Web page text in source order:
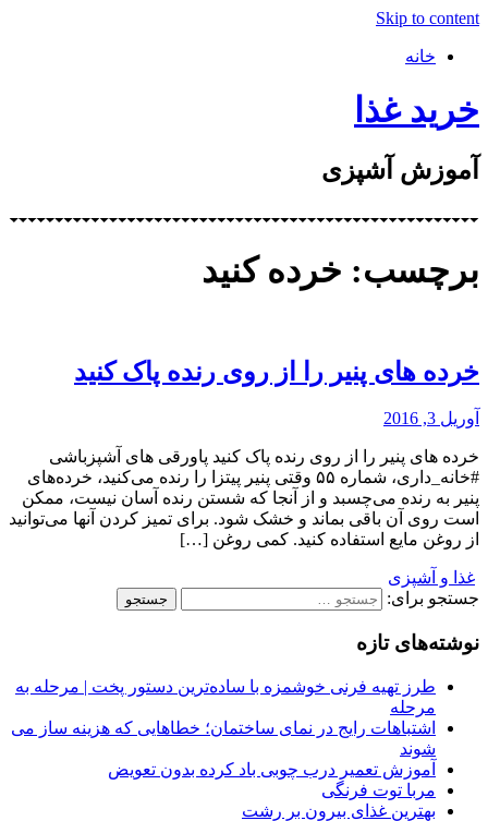
Skip to content
خانه
خرید غذا
آموزش آشپزی
برچسب: خرده کنید
خرده های پنیر را از روی رنده پاک کنید
آوریل 3, 2016
خرده های پنیر را از روی رنده پاک کنید پاورقی های آشپزباشی
#خانه_داری، شماره ۵۵ وقتی پنیر پیتزا را رنده می‌کنید، خرده‌های
پنیر به رنده می‌چسبد و از آنجا که شستن رنده آسان نیست، ممکن
است روی آن باقی بماند و خشک شود. برای تمیز کردن آنها می‌توانید
از روغن مایع استفاده کنید. کمی روغن […]
غذا و آشپزی
جستجو برای:
نوشته‌های تازه
طرز تهیه فرنی خوشمزه با ساده‌ترین دستور پخت | مرحله به
مرحله
اشتباهات رایج در نمای ساختمان؛ خطاهایی که هزینه ساز می
شوند
آموزش تعمیر درب چوبی باد کرده بدون تعویض
مربا توت فرنگی
بهترین غذای بیرون بر رشت